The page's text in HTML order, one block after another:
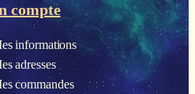
compte
informations
adresses
commandes